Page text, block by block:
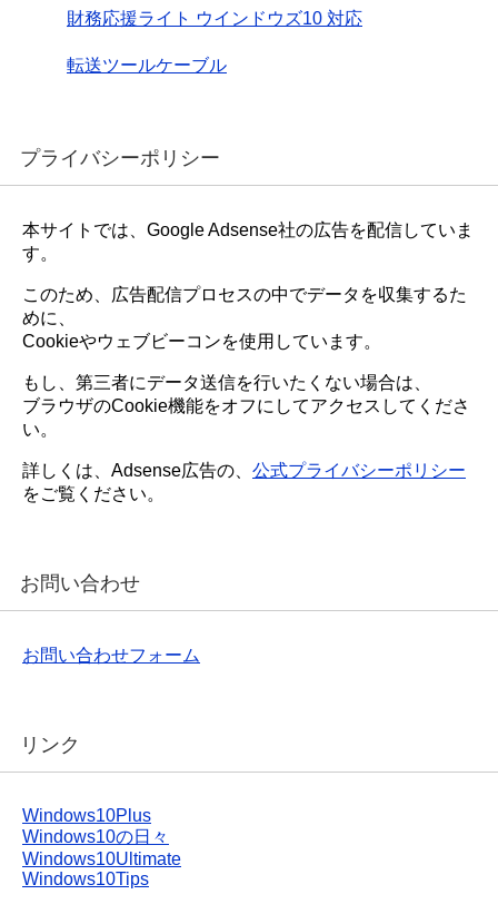
財務応援ライト ウインドウズ10 対応
転送ツールケーブル
プライバシーポリシー
本サイトでは、Google Adsense社の広告を配信していま
す。
このため、広告配信プロセスの中でデータを収集するた
めに、
Cookieやウェブビーコンを使用しています。
もし、第三者にデータ送信を行いたくない場合は、
ブラウザのCookie機能をオフにしてアクセスしてくださ
い。
詳しくは、Adsense広告の、 公式プライバシーポリシー
をご覧ください。
お問い合わせ
お問い合わせフォーム
リンク
Windows10Plus
Windows10の日々
Windows10Ultimate
Windows10Tips